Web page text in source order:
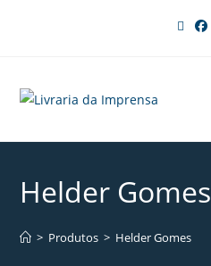
Helder Gomes
> Produtos > Helder Gomes